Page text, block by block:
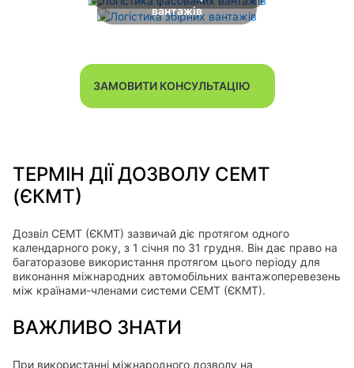
вантажів
ЗАМОВИТИ КОНСУЛЬТАЦІЮ
ТЕРМІН ДІЇ ДОЗВОЛУ СЕМТ
(ЄКМТ)
Дозвіл СЕМТ (ЄКМТ) зазвичай діє протягом одного
календарного року, з 1 січня по 31 грудня. Він дає право на
багаторазове використання протягом цього періоду для
виконання міжнародних автомобільних вантажоперевезень
між країнами-членами системи СЕМТ (ЄКМТ).
ВАЖЛИВО ЗНАТИ
При використанні міжнародного дозволу на